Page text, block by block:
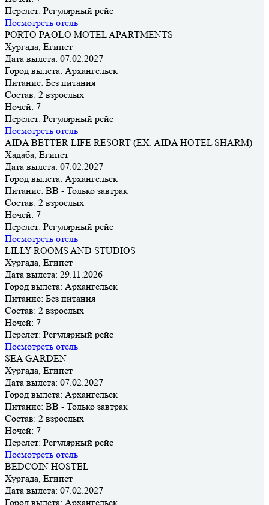
Перелет: Регулярный рейс
Посмотреть отель
PORTO PAOLO MOTEL APARTMENTS
Хургада, Египет
Дата вылета: 07.02.2027
Город вылета: Архангельск
Питание: Без питания
Состав: 2 взрослых
Ночей: 7
Перелет: Регулярный рейс
Посмотреть отель
AIDA BETTER LIFE RESORT (EX. AIDA HOTEL SHARM)
Хадаба, Египет
Дата вылета: 07.02.2027
Город вылета: Архангельск
Питание: BB - Только завтрак
Состав: 2 взрослых
Ночей: 7
Перелет: Регулярный рейс
Посмотреть отель
LILLY ROOMS AND STUDIOS
Хургада, Египет
Дата вылета: 29.11.2026
Город вылета: Архангельск
Питание: Без питания
Состав: 2 взрослых
Ночей: 7
Перелет: Регулярный рейс
Посмотреть отель
SEA GARDEN
Хургада, Египет
Дата вылета: 07.02.2027
Город вылета: Архангельск
Питание: BB - Только завтрак
Состав: 2 взрослых
Ночей: 7
Перелет: Регулярный рейс
Посмотреть отель
BEDCOIN HOSTEL
Хургада, Египет
Дата вылета: 07.02.2027
Город вылета: Архангельск